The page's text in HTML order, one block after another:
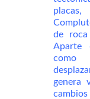
de
Aparte
como
genera